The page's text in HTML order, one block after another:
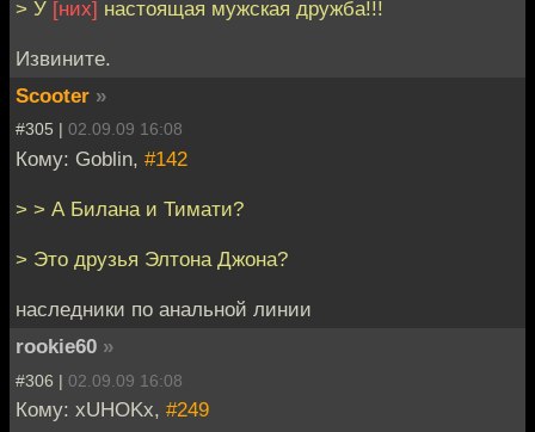
> У [них] настоящая мужская дружба!!!
Извините.
Scooter »
#305 | 02.09.09 16:08
Кому: Goblin, #142
> > А Билана и Тимати?
> Это друзья Элтона Джона?
наследники по анальной линии
rookie60 »
#306 | 02.09.09 16:08
Кому: xUHOKx, #249